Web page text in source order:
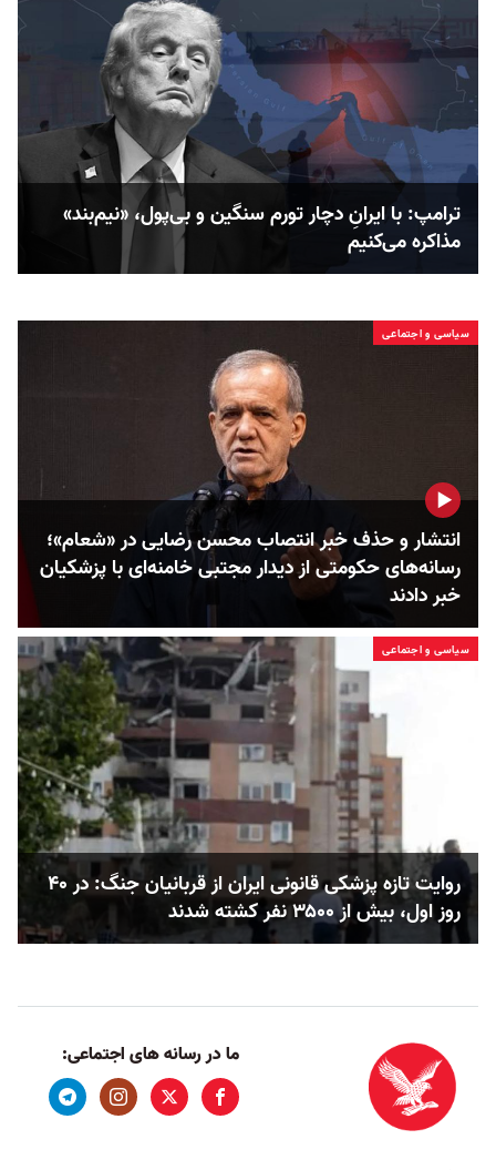
ترامپ: با ایرانِ دچار تورم سنگین و بی‌پول، «نیم‌بند»
مذاکره می‌کنیم
سیاسی و اجتماعی
انتشار و حذف خبر انتصاب محسن رضایی در «شعام»؛
رسانه‌های حکومتی از دیدار مجتبی خامنه‌ای با پزشکیان
خبر دادند
سیاسی و اجتماعی
روایت تازه پزشکی قانونی ایران از قربانیان جنگ: در ۴۰
روز اول، بیش از ۳۵۰۰ نفر کشته شدند
ما در رسانه های اجتماعی: